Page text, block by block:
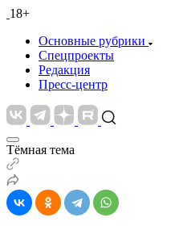
18+
Основные рубрики
Спецпроекты
Редакция
Пресс-центр
Тёмная тема